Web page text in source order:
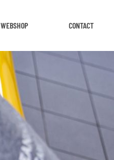
WEBSHOP CONTACT